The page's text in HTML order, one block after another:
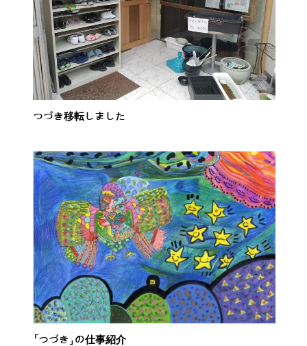
つづき移転しました
「つづき」の仕事紹介